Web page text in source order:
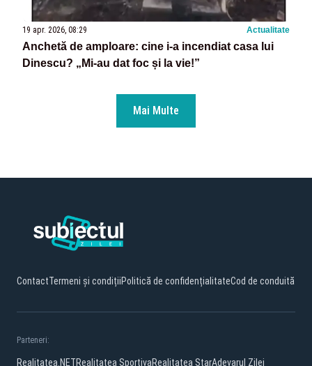
19 apr. 2026, 08:29 Actualitate
Anchetă de amploare: cine i-a incendiat casa lui
Dinescu? „Mi-au dat foc și la vie!”
Mai Multe
ContactTermeni și condițiiPolitică de confidențialitateCod de conduită
Parteneri:
Realitatea.NETRealitatea SportivaRealitatea StarAdevarul Zilei